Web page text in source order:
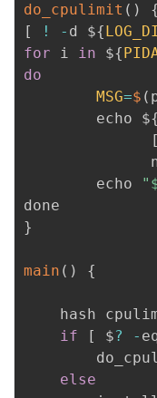
do_cpulimit ( )
{
[
! - d ${
for i in ${
do
MSG=$ (
        echo $
{
[
        echo
}
main ( ) {
if
[ $? -
else